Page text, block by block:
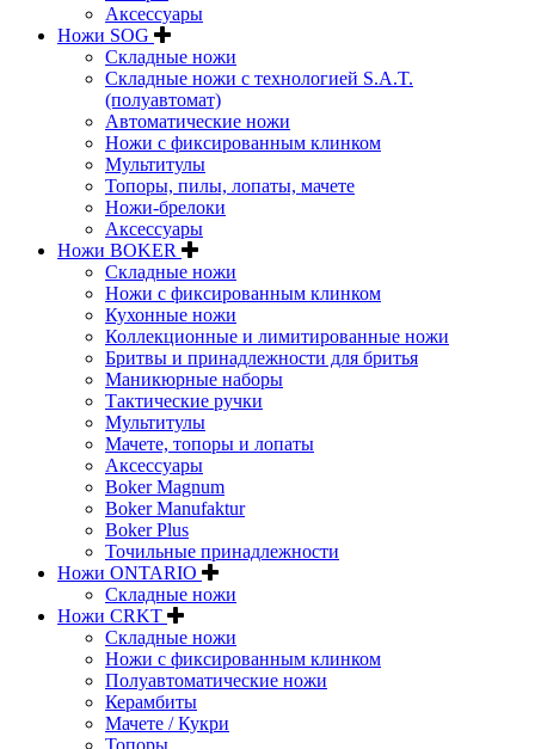
Аксессуары
Ножи SOG
Складные ножи
Складные ножи с технологией S.A.T.
(полуавтомат)
Автоматические ножи
Ножи с фиксированным клинком
Мультитулы
Топоры, пилы, лопаты, мачете
Ножи-брелоки
Аксессуары
Ножи BOKER
Складные ножи
Ножи с фиксированным клинком
Кухонные ножи
Коллекционные и лимитированные ножи
Бритвы и принадлежности для бритья
Маникюрные наборы
Тактические ручки
Мультитулы
Мачете, топоры и лопаты
Аксессуары
Boker Magnum
Boker Manufaktur
Boker Plus
Точильные принадлежности
Ножи ONTARIO
Складные ножи
Ножи CRKT
Складные ножи
Ножи с фиксированным клинком
Полуавтоматические ножи
Керамбиты
Мачете / Кукри
Топоры